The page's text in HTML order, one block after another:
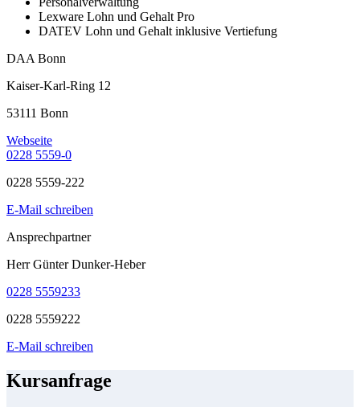
Lexware Lohn und Gehalt Pro
DATEV Lohn und Gehalt inklusive Vertiefung
DAA Bonn
Kaiser-Karl-Ring 12
53111 Bonn
Webseite
0228 5559-0
0228 5559-222
E-Mail schreiben
Ansprechpartner
Herr Günter Dunker-Heber
0228 5559233
0228 5559222
E-Mail schreiben
Kursanfrage